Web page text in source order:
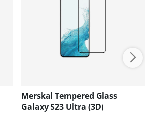
Merskal Tempered Glass
Galaxy S23 Ultra (3D)